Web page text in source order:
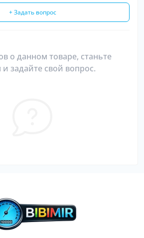
+ Задать вопрос
о данном товаре, станьте
задайте свой вопрос.